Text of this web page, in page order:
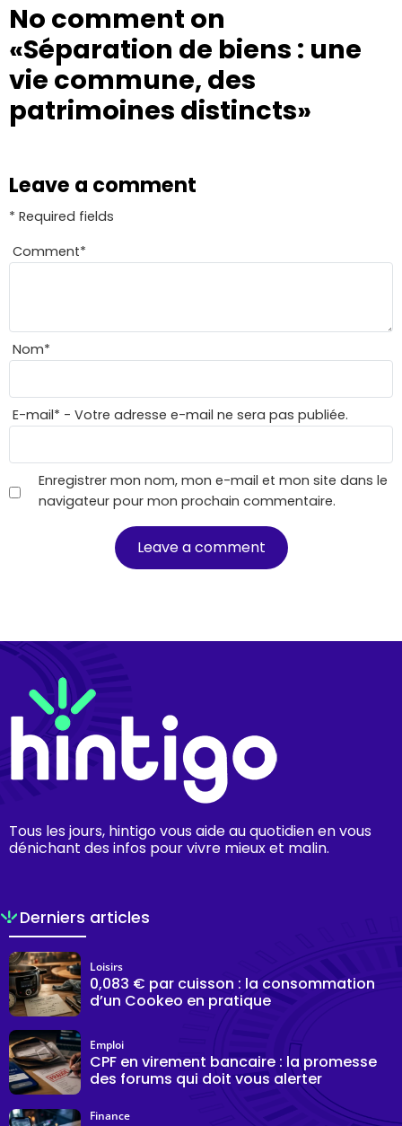
No comment on
«Séparation de biens : une
vie commune, des
patrimoines distincts»
Leave a comment
* Required fields
Comment*
Nom*
E-mail* - Votre adresse e-mail ne sera pas publiée.
Enregistrer mon nom, mon e-mail et mon site dans le
navigateur pour mon prochain commentaire.
Tous les jours, hintigo vous aide au quotidien en vous
dénichant des infos pour vivre mieux et malin.
Derniers articles
0,083 € par cuisson : la consommation
d’un Cookeo en pratique
Loisirs
CPF en virement bancaire : la promesse
des forums qui doit vous alerter
Emploi
Finance